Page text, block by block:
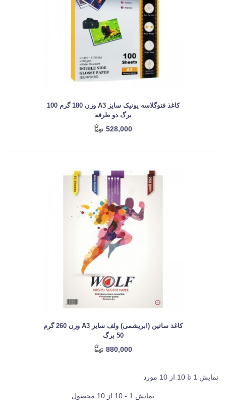
کاغذ فتوگلاسه یونیک سایز A3 وزن 180 گرم 100
برگ دو طرفه
528,000
کاغذ ساتین (ابریشمی) ولف سایز A3 وزن 260 گرم
50 برگ
880,000
نمایش 1 تا 10 از 10 مورد
نمایش 1 - 10 از 10 محصول